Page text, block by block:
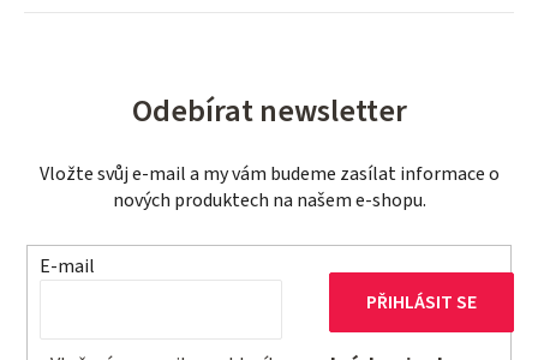
Odebírat newsletter
Vložte svůj e-mail a my vám budeme zasílat informace o
nových produktech na našem e-shopu.
E-mail
PŘIHLÁSIT SE